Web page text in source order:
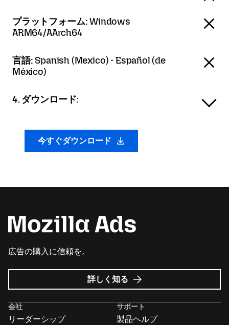
プラットフォーム:Windows
ARM64/AArch64
言語: Spanish (Mexico) - Español (de
México)
4. ダウンロード:
今すぐダウンロード
広告の購入に信頼を。
Mozilla
広
詳しく知る
会社
リーダーシップ
サポート
製品ヘルプ